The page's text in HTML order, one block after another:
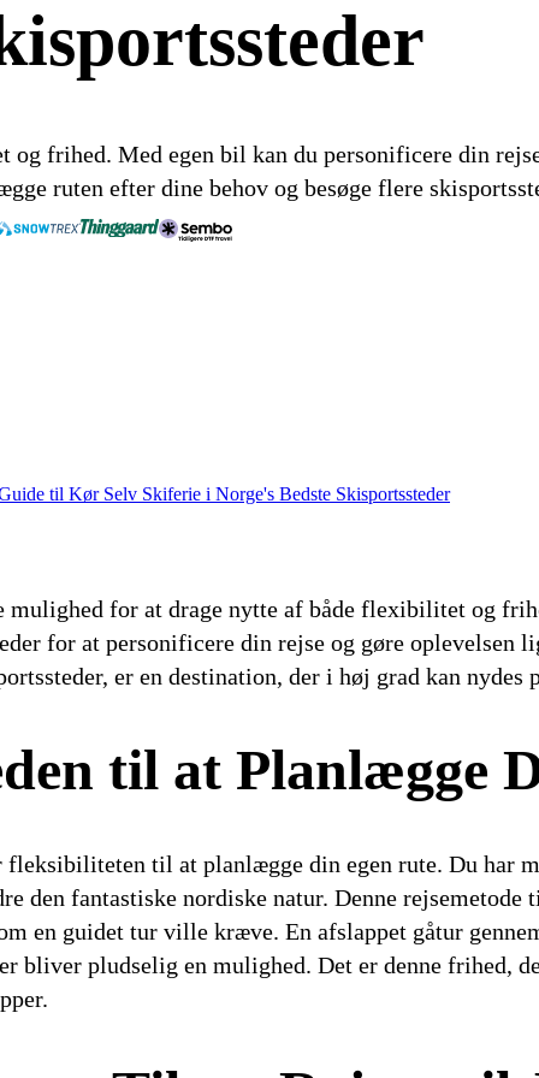
frihed. Med egen bil kan du personificere din
ruten efter dine behov og besøge flere
til Kør Selv Skiferie i Norge's Bedste Skisportssteder
for at drage nytte af både flexibilitet og
for at personificere din rejse og gøre oplevelsen
er en destination, der i høj grad kan nydes
til at Planlægge
til at planlægge din egen rute. Du har
den fantastiske nordiske natur. Denne
en guidet tur ville kræve. En afslappet gåtur
bliver pludselig en mulighed. Det er denne frihed,